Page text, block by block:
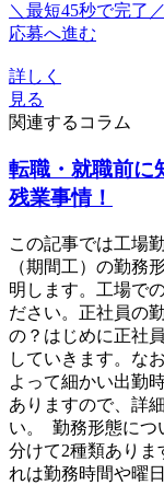
＼最短45秒で完了／
応募へ進む
詳しく
見る
関連するコラム
転職・就職前に
残業事情！
この記事では工場
（期間工）の勤務
明します。工場で
ださい。正社員の
の？はじめに正社
していきます。な
よって細かい出勤
ありますので、詳
い。 勤務形態につ
分けて2種類ありま
れは勤務時間や曜